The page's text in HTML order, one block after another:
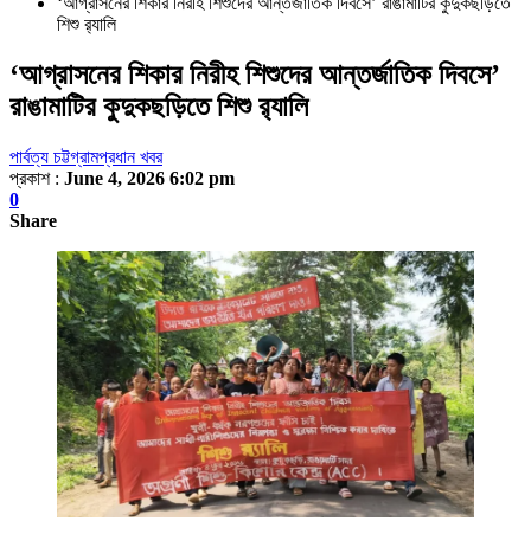
শিশু র‌্যালি
‘আগ্রাসনের শিকার নিরীহ শিশুদের আন্তর্জাতিক দিবসে’
রাঙামাটির কুদুকছড়িতে শিশু র‌্যালি
পার্বত্য চট্টগ্রামপ্রধান খবর
প্রকাশ : June 4, 2026 6:02 pm
0
Share